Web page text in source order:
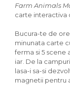
Farm Animals
carte interactiva
Bucura-te de
minunata carte
ferma si 5 scene
iar. De la
lasa-i sa-si
magnetii pentru